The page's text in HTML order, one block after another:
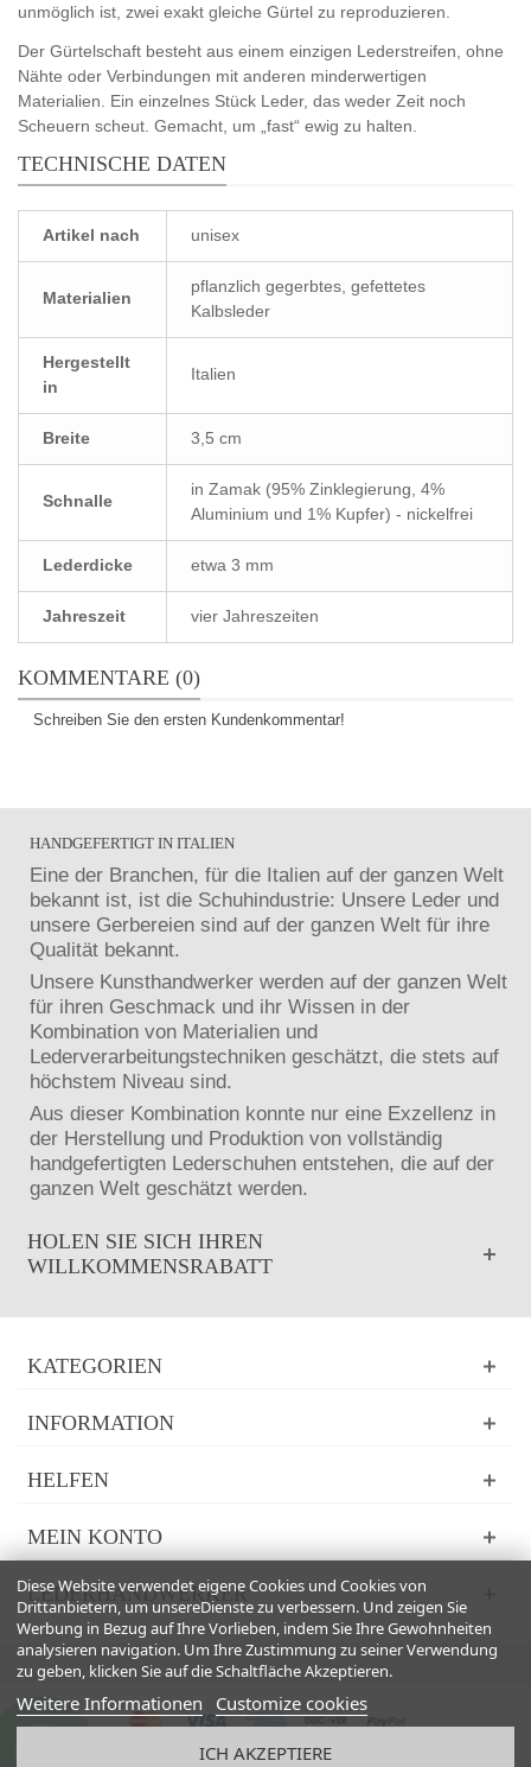
unmöglich ist, zwei exakt gleiche Gürtel zu reproduzieren.
Der Gürtelschaft besteht aus einem einzigen Lederstreifen, ohne
Nähte oder Verbindungen mit anderen minderwertigen
Materialien. Ein einzelnes Stück Leder, das weder Zeit noch
Scheuern scheut. Gemacht, um „fast“ ewig zu halten.
TECHNISCHE DATEN
Artikel nach unisex
Materialien
pflanzlich gegerbtes, gefettetes
Kalbsleder
Hergestellt
in
Italien
Breite 3,5 cm
Schnalle
in Zamak (95% Zinklegierung, 4%
Aluminium und 1% Kupfer) - nickelfrei
Lederdicke etwa 3 mm
Jahreszeit vier Jahreszeiten
KOMMENTARE (0)
Schreiben Sie den ersten Kundenkommentar!
HANDGEFERTIGT IN ITALIEN
Eine der Branchen, für die Italien auf der ganzen Welt
bekannt ist, ist die Schuhindustrie: Unsere Leder und
unsere Gerbereien sind auf der ganzen Welt für ihre
Qualität bekannt.
Unsere Kunsthandwerker werden auf der ganzen Welt
für ihren Geschmack und ihr Wissen in der
Kombination von Materialien und
Lederverarbeitungstechniken geschätzt, die stets auf
höchstem Niveau sind.
Aus dieser Kombination konnte nur eine Exzellenz in
der Herstellung und Produktion von vollständig
handgefertigten Lederschuhen entstehen, die auf der
ganzen Welt geschätzt werden.
HOLEN SIE SICH IHREN
WILLKOMMENSRABATT
KATEGORIEN
INFORMATION
HELFEN
MEIN KONTO
Diese Website verwendet eigene Cookies und Cookies von
Drittanbietern, um unsereDienste zu verbessern. Und zeigen Sie
Werbung in Bezug auf Ihre Vorlieben, indem Sie Ihre Gewohnheiten
analysieren navigation. Um Ihre Zustimmung zu seiner Verwendung
zu geben, klicken Sie auf die Schaltfläche Akzeptieren.
Weitere Informationen Customize cookies
ICH AKZEPTIERE
LEDERHANDWERKER
© 2024 Powered by Presta Shop™. All Rights Reserved